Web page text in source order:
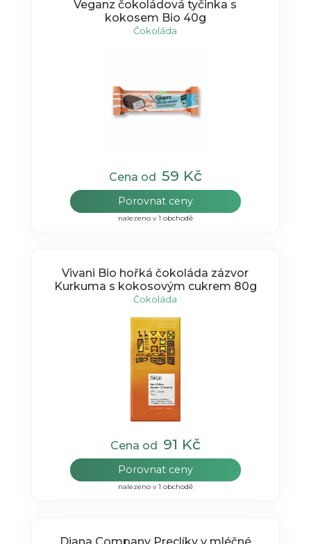
Veganz čokoládová tyčinka s
kokosem Bio 40g
Čokoláda
Cena od 59 Kč
Porovnat ceny
nalezeno v 1 obchodě
Vivani Bio hořká čokoláda zázvor
Kurkuma s kokosovým cukrem 80g
Čokoláda
Cena od 91 Kč
Porovnat ceny
nalezeno v 1 obchodě